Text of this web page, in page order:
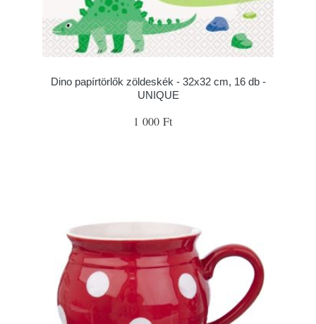
Dino papírtörlők zöldeskék - 32x32 cm, 16 db -
UNIQUE
1 000 Ft